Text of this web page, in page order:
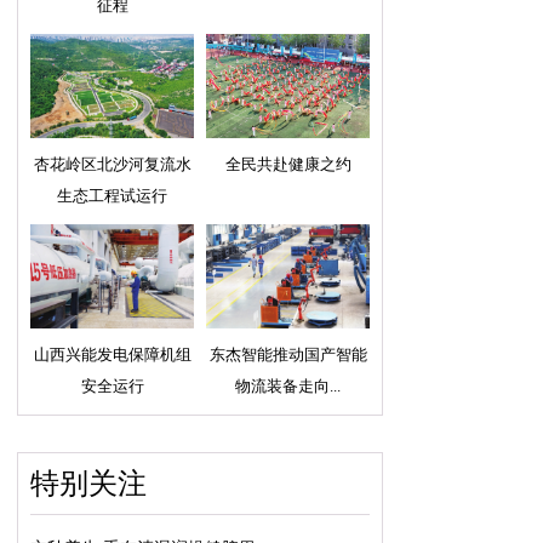
征程
杏花岭区北沙河复流水
生态工程试运行
全民共赴健康之约
山西兴能发电保障机组
安全运行
东杰智能推动国产智能
物流装备走向...
特别关注